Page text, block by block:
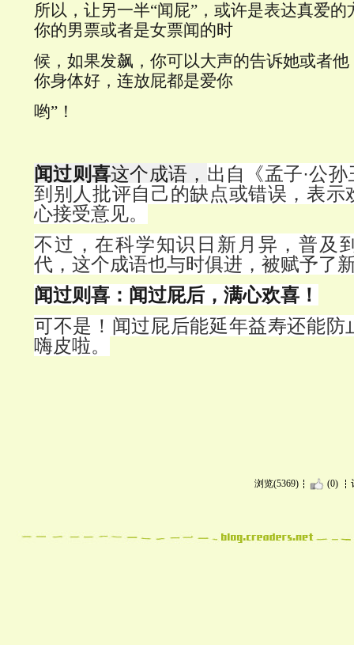
所以，让另一半“闻屁”，或许是表达真爱
你的男票或者是女票闻的时
候，如果发飙，你可以大声的告诉她或者
你身体好，连放屁都是爱你
哟”！
闻过则喜这个成语， 出自《孟子·公
到别人批评自己的缺点或错误，表示
心接受意见。
不过，在科学知识日新月异，普及
代，这个成语也与时俱进，被赋予了
闻过则喜：闻过屁后，满心欢喜！
可不是！闻过屁后能延年益寿还能防
嗨皮啦。
浏览(5369) (0)